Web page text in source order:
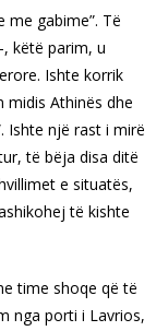
gabime”. Të
këtë parim, u
Ishte korrik
midis Athinës dhe
Ishte një rast i mirë
të bëja disa ditë
e situatës,
të kishte
time shoqe që të
nga porti i Lavrios,